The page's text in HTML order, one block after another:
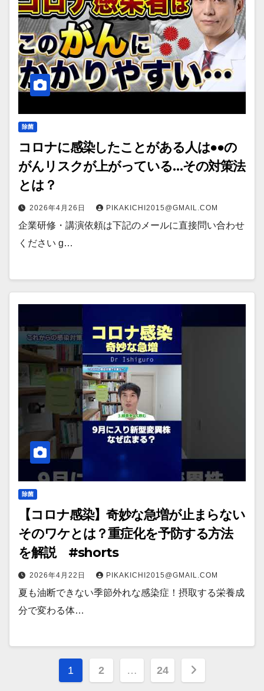
除菌
コロナに感染したことがある人は●●の
がんリスクが上がっている…その対策法
とは？
2026年4月26日 PIKAKICHI2015@GMAIL.COM
企業研修・講演依頼は下記のメールに直接問い合わせ
ください g…
除菌
【コロナ感染】奇妙な急増が止まらない
そのワケとは？重症化を予防する方法
を解説 #shorts
2026年4月22日 PIKAKICHI2015@GMAIL.COM
夏も油断できない季節外れな感染症！摂取する栄養成
分で変わる体…
投
1 2 … 24